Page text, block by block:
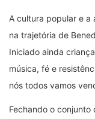
A cultura popular e a
na trajetória de
Iniciado ainda
música, fé e
nós todos vamos
Fechando o conjunto